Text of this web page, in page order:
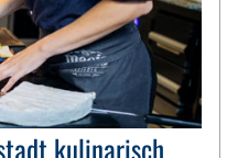
kulinarisch